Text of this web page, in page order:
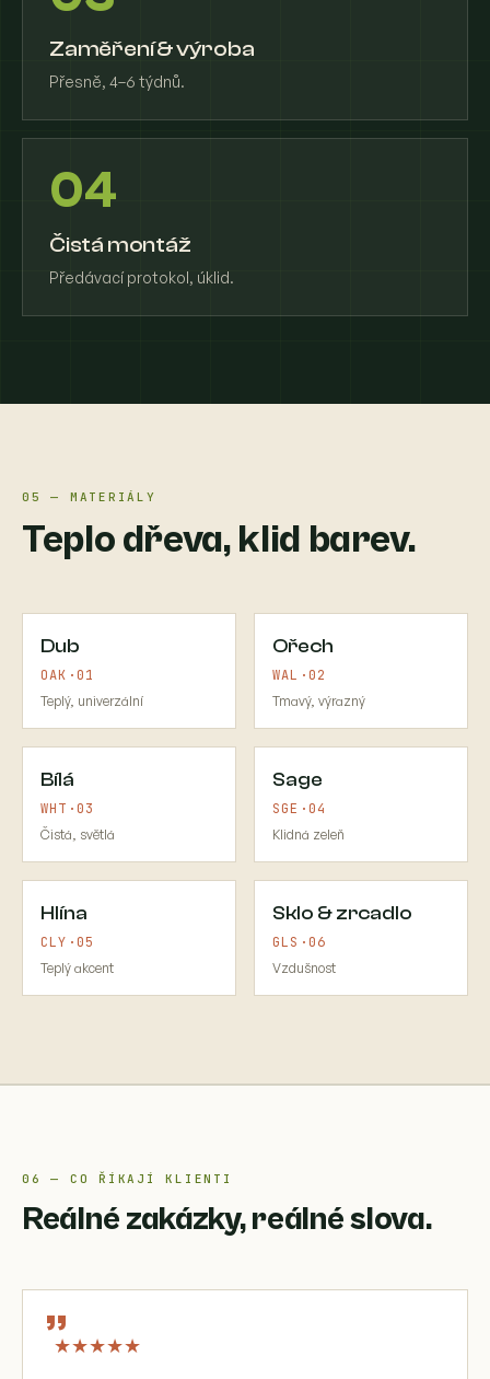
Zaměření & výroba
Přesně, 4–6 týdnů.
04
Čistá montáž
Předávací protokol, úklid.
05 — MATERIÁLY
Teplo dřeva, klid barev.
Dub
OAK·01
Teplý, univerzální
Ořech
WAL·02
Tmavý, výrazný
Bílá
WHT·03
Čistá, světlá
Sage
SGE·04
Klidná zeleň
Hlína
CLY·05
Teplý akcent
Sklo & zrcadlo
GLS·06
Vzdušnost
06 — CO ŘÍKAJÍ KLIENTI
Reálné zakázky, reálné slova.
„
★★★★★